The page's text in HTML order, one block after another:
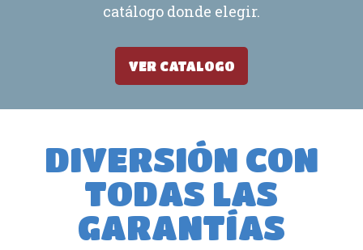
catálogo donde elegir.
VER CATALOGO
DIVERSIÓN CON
TODAS LAS
GARANTÍAS